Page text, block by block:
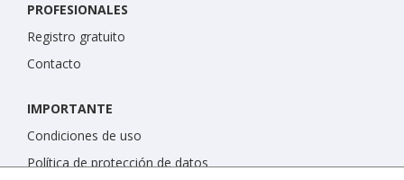
PROFESIONALES
Registro gratuito
Contacto
IMPORTANTE
Condiciones de uso
Política de protección de datos